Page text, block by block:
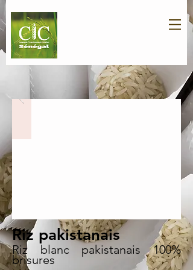
Riz pakistanais
Riz blanc pakistanais 100%
brisures